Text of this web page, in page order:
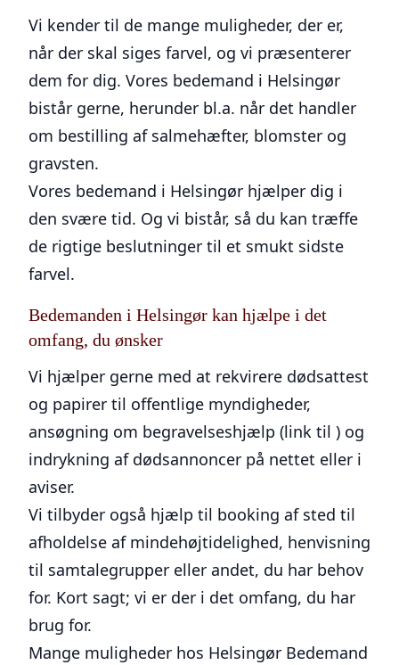
Vi kender til de mange muligheder, der er,
når der skal siges farvel, og vi præsenterer
dem for dig. Vores bedemand i Helsingør
bistår gerne, herunder bl.a. når det handler
om bestilling af salmehæfter, blomster og
gravsten.
Vores bedemand i Helsingør hjælper dig i
den svære tid. Og vi bistår, så du kan træffe
de rigtige beslutninger til et smukt sidste
farvel.
Bedemanden i Helsingør kan hjælpe i det
omfang, du ønsker
Vi hjælper gerne med at rekvirere dødsattest
og papirer til offentlige myndigheder,
ansøgning om begravelseshjælp (link til ) og
indrykning af dødsannoncer på nettet eller i
aviser.
Vi tilbyder også hjælp til booking af sted til
afholdelse af mindehøjtidelighed, henvisning
til samtalegrupper eller andet, du har behov
for. Kort sagt; vi er der i det omfang, du har
brug for.
Mange muligheder hos Helsingør Bedemand